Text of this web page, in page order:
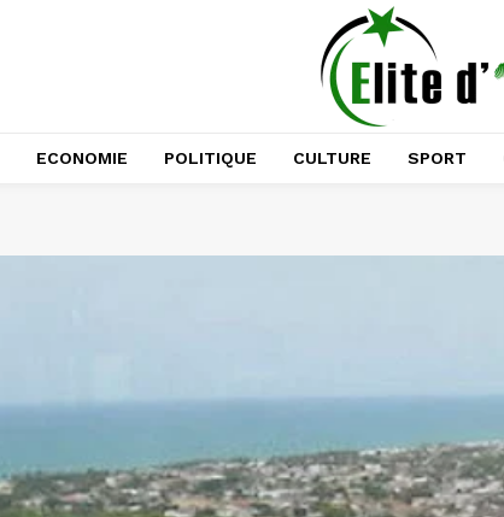
ECONOMIE POLITIQUE CULTURE SPORT